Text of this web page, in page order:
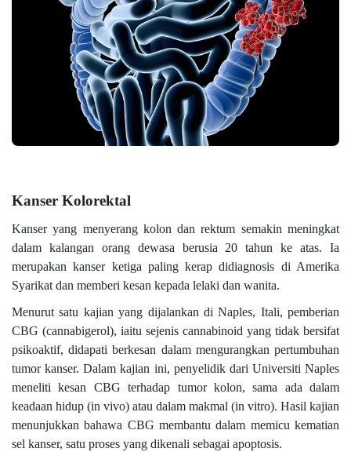
Kanser Kolorektal
Kanser yang menyerang kolon dan rektum semakin meningkat
dalam kalangan orang dewasa berusia 20 tahun ke atas. Ia
merupakan kanser ketiga paling kerap didiagnosis di Amerika
Syarikat dan memberi kesan kepada lelaki dan wanita.
Menurut satu kajian yang dijalankan di Naples, Itali, pemberian
CBG (cannabigerol), iaitu sejenis cannabinoid yang tidak bersifat
psikoaktif, didapati berkesan dalam mengurangkan pertumbuhan
tumor kanser. Dalam kajian ini, penyelidik dari Universiti Naples
meneliti kesan CBG terhadap tumor kolon, sama ada dalam
keadaan hidup (in vivo) atau dalam makmal (in vitro). Hasil kajian
menunjukkan bahawa CBG membantu dalam memicu kematian
sel kanser, satu proses yang dikenali sebagai apoptosis.